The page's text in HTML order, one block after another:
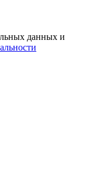
данных и